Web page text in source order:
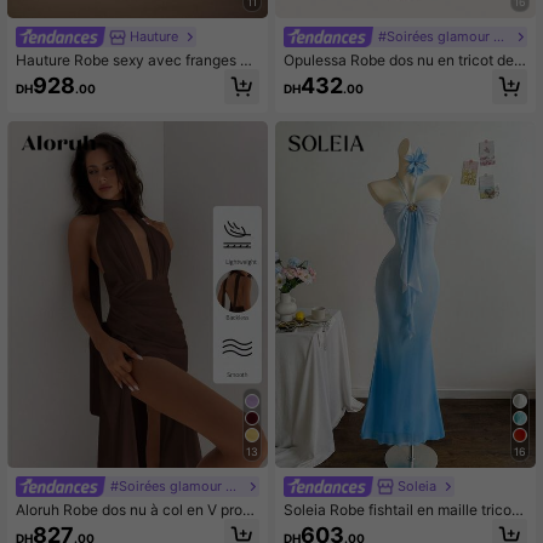
Hauture
Hauture Robe sexy avec franges à
pompons pendantes et décoration e
n métal doré pour femmes, idéale p
DH928.00
13
#Soirées glamour sans effort
Aloruh Robe dos nu à col en V profo
nd avec écharpe drapée pour femm
DH827.00
#Soirées glamour sans effort
Opulessa Robe dos nu en tricot de c
ouleur unie pour femme
DH432.00
16
Soleia
Soleia Robe fishtail en maille tricoté
e ombré romantique ajustée avec at
DH603.00